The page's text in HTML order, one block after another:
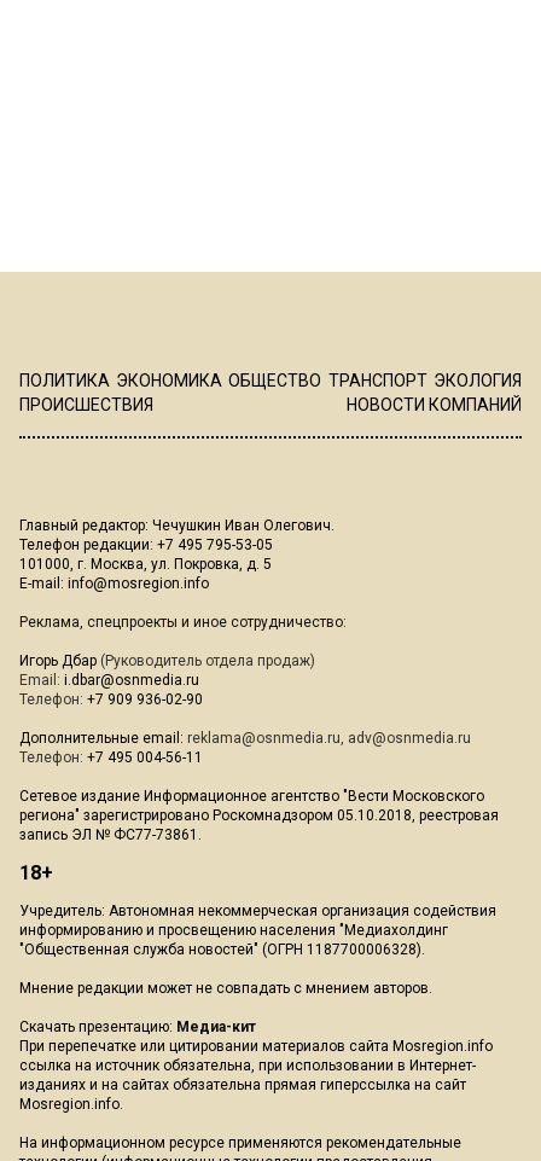
ПОЛИТИКА ЭКОНОМИКА ОБЩЕСТВО ТРАНСПОРТ ЭКОЛОГИЯ
ПРОИСШЕСТВИЯ
НОВОСТИ КОМПАНИЙ
Главный редактор: Чечушкин Иван Олегович.
Телефон редакции: +7 495 795-53-05
101000, г. Москва, ул. Покровка, д. 5
E-mail: info@mosregion.info
Реклама, спецпроекты и иное сотрудничество:
Игорь Дбар (Руководитель отдела продаж)
Email: i.dbar@osnmedia.ru
Телефон: +7 909 936-02-90
Дополнительные email: reklama@osnmedia.ru, adv@osnmedia.ru
Телефон: +7 495 004-56-11
Сетевое издание Информационное агентство "Вести Московского
региона" зарегистрировано Роскомнадзором 05.10.2018, реестровая
запись ЭЛ № ФС77-73861.
18+
Учредитель: Автономная некоммерческая организация содействия
информированию и просвещению населения "Медиахолдинг
"Общественная служба новостей" (ОГРН 1187700006328).
Мнение редакции может не совпадать с мнением авторов.
Скачать презентацию: Медиа-кит
При перепечатке или цитировании материалов сайта Mosregion.info
ссылка на источник обязательна, при использовании в Интернет-
изданиях и на сайтах обязательна прямая гиперссылка на сайт
Mosregion.info.
На информационном ресурсе применяются рекомендательные